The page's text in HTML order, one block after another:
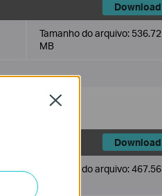
Download
Tamanho do arquivo: 536.72
MB
Download
Tamanho do arquivo:467.56
Close